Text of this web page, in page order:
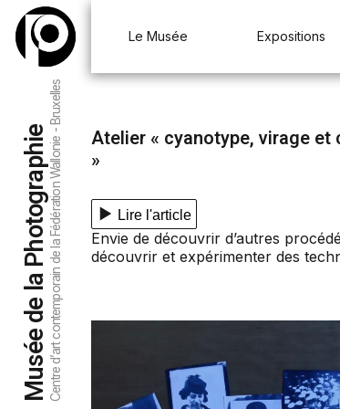
Musée de la PhotographieCentre d’art contemporain de la Fédération Wallonie - Bruxelles
Le Musée Expositions
Atelier « cyanotype, virage et
»
Lire l'article
Envie de découvrir d’autres
découvrir et expérimenter des